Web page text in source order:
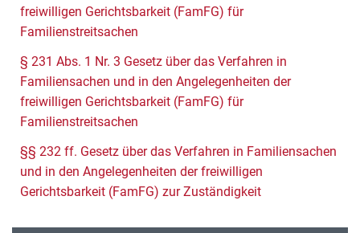
freiwilligen Gerichtsbarkeit (FamFG) für
Familienstreitsachen
§ 231 Abs. 1 Nr. 3 Gesetz über das Verfahren in
Familiensachen und in den Angelegenheiten der
freiwilligen Gerichtsbarkeit (FamFG) für
Familienstreitsachen
§§ 232 ff. Gesetz über das Verfahren in Familiensachen
und in den Angelegenheiten der freiwilligen
Gerichtsbarkeit (FamFG) zur Zuständigkeit